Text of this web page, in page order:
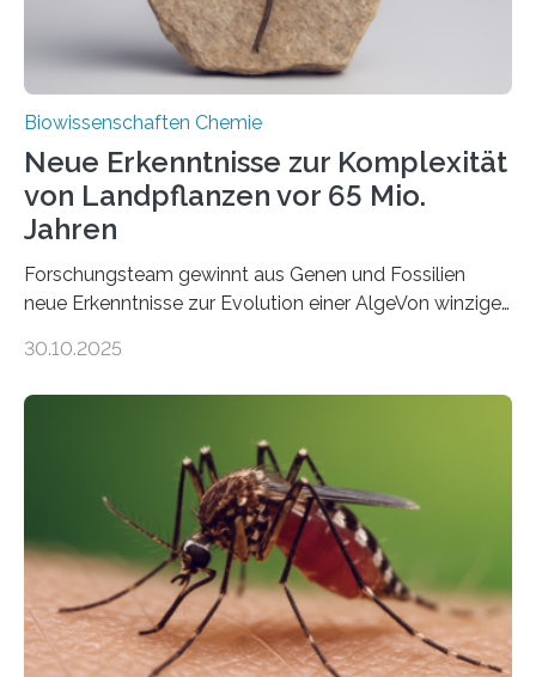
Biowissenschaften Chemie
Neue Erkenntnisse zur Komplexität
von Landpflanzen vor 65 Mio.
Jahren
Forschungsteam gewinnt aus Genen und Fossilien
neue Erkenntnisse zur Evolution einer AlgeVon winzigen
Landpflanzen zählen zu den komplexesten
Grünalgen, die vor Hunderten von Millionen Jahren
lebten. Unter den Vorfahren sticht eine Gruppe heraus,
die noch heute in der Natur vorkommt: die
Süßwasseralge Coleochaetophyceae. Einige Arten
dieser Gruppe bilden aus Zellfäden dichte Geflechte
mit scheibenförmiger Gestalt. Was auffällig ist: Die
nächsten…
30.10.2025